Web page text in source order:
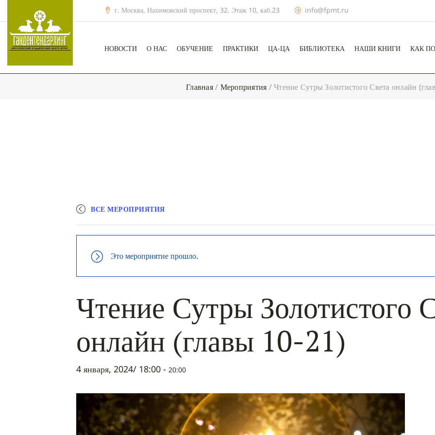
г. Москва, Нахимовский проспект, 32. Этаж 10, каб.23 info@fpmt.ru
НОВОСТИ О НАС ОБУЧЕНИЕ ПРАКТИКИ ЦА-ЦА БИБЛИОТЕКА НАШИ КНИГИ КАК
Главная/ Мероприятия /Чтение Сутры Золотистого Света онлайн
ВСЕ МЕРОПРИЯТИЯ
Это мероприятие прошло.
Чтение Сутры Золотистого
онлайн (главы 10-21)
4 января, 2024/ 18:00 - 20:00